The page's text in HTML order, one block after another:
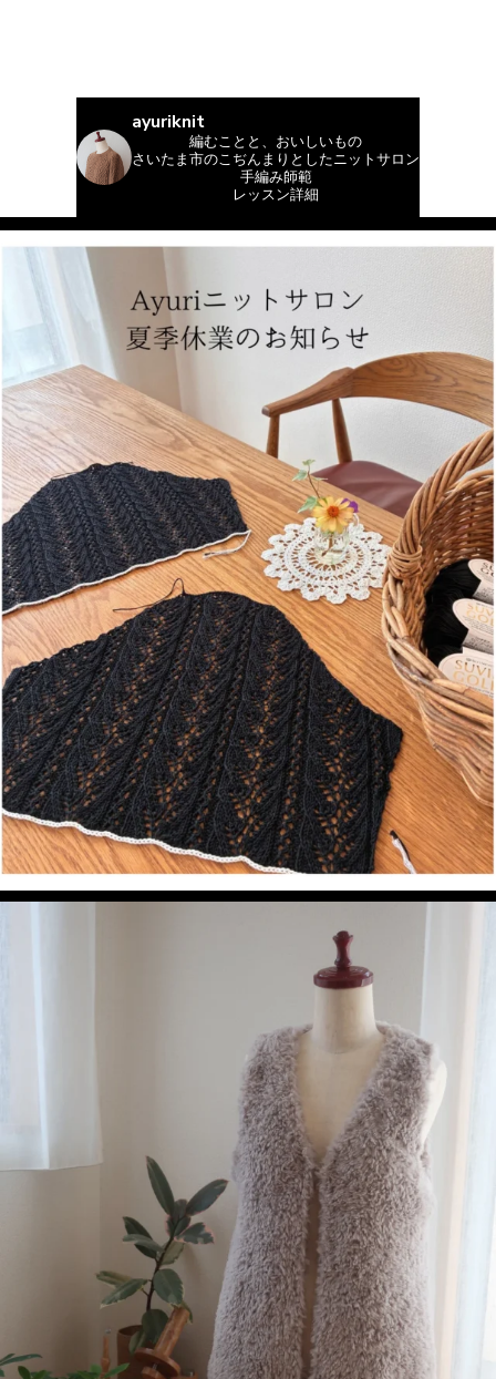
ayuriknit
編むことと、おいしいもの
さいたま市のこぢんまりとしたニットサロン
手編み師範
レッスン詳細